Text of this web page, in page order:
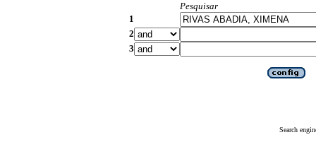
Pesquisar
1
2
3
Search